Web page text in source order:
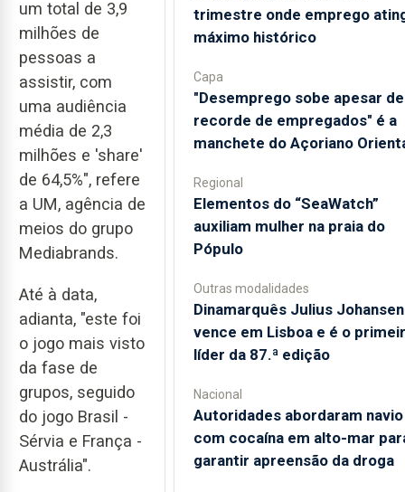
um total de 3,9
milhões de
pessoas a
assistir, com
uma audiência
média de 2,3
milhões e 'share'
de 64,5%", refere
a UM, agência de
meios do grupo
Mediabrands.
Até à data,
adianta, "este foi
o jogo mais visto
da fase de
grupos, seguido
do jogo Brasil -
Sérvia e França -
Austrália".
trimestre onde emprego
máximo histórico
Capa
"Desemprego sobe apesar de
recorde de empregados" é a
manchete do Açoriano
Regional
​Elementos do “SeaWatch”
auxiliam mulher na praia do
Pópulo
Outras modalidades
Dinamarquês Julius Johansen
vence em Lisboa e é o
líder da 87.ª edição
Nacional
Autoridades abordaram navio
com cocaína em alto-mar
garantir apreensão da droga